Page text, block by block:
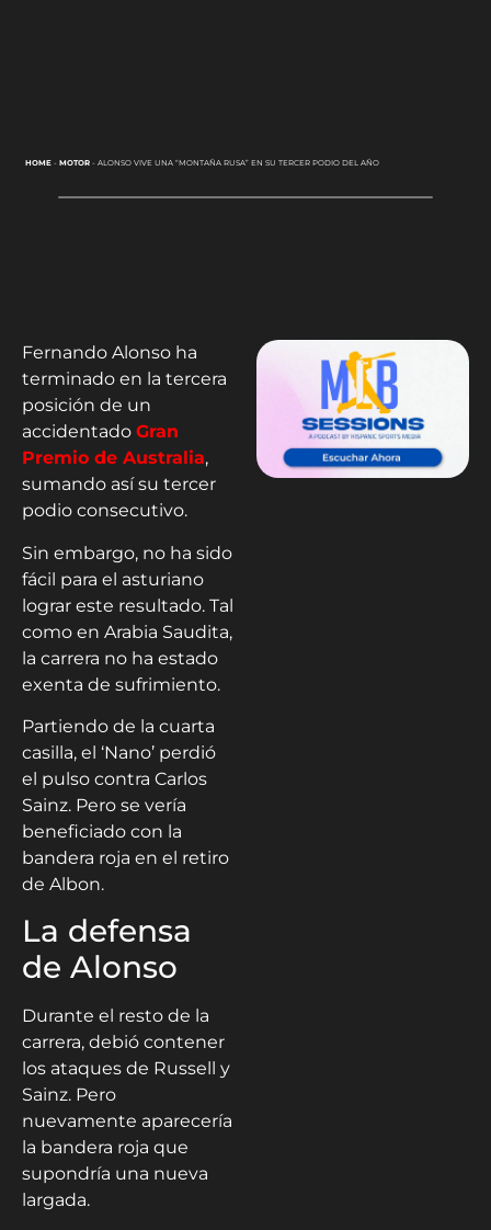
HOME- MOTOR- ALONSO VIVE UNA “MONTAÑA RUSA” EN SU TERCER PODIO DEL AÑO
Fernando Alonso ha
terminado en la tercera
posición de un
accidentado Gran
Premio de Australia,
sumando así su tercer
podio consecutivo.
Sin embargo, no ha sido
fácil para el asturiano
lograr este resultado. Tal
como en Arabia Saudita,
la carrera no ha estado
exenta de sufrimiento.
Partiendo de la cuarta
casilla, el ‘Nano’ perdió
el pulso contra Carlos
Sainz. Pero se vería
beneficiado con la
bandera roja en el retiro
de Albon.
La defensa
de Alonso
Durante el resto de la
carrera, debió contener
los ataques de Russell y
Sainz. Pero
nuevamente aparecería
la bandera roja que
supondría una nueva
largada.